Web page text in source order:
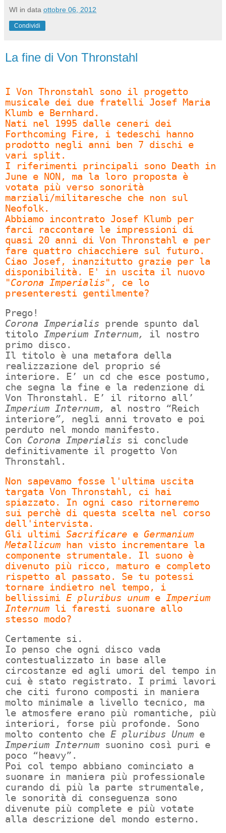
WI in data ottobre 06, 2012
Condividi
La fine di Von Thronstahl
I Von Thronstahl sono il progetto
musicale dei due fratelli Josef Maria
Klumb e Bernhard.
Nati nel 1995 dalle ceneri dei
Forthcoming Fire, i tedeschi hanno
prodotto negli anni ben 7 dischi e
vari split.
I riferimenti principali sono Death in
June e NON, ma la loro proposta è
votata più verso sonorità
marziali/militaresche che non sul
Neofolk.
Abbiamo incontrato Josef Klumb per
farci raccontare le impressioni di
quasi 20 anni di Von Thronstahl e per
fare quattro chiacchiere sul futuro.
Ciao Josef, inanzitutto grazie per la
disponibilità. E' in uscita il nuovo
"Corona Imperialis" , ce lo
presenteresti gentilmente?
Prego!
Corona Imperialis prende spunto dal
titolo Imperium Internum,
il nostro
primo disco.
Il titolo è una metafora della
realizzazione del proprio sé
interiore. E’ un cd che esce postumo,
che segna la fine e la redenzione di
Von Thronstahl. E’ il ritorno all’
Imperium Internum, al
nostro “Reich
interiore”,
negli anni trovato e poi
perduto nel mondo manifesto.
Con Corona Imperialis si conclude
definitivamente il progetto Von
Thronstahl.
Non sapevamo fosse l'ultima uscita
targata Von Thronstahl, ci hai
spiazzato. In ogni caso ritorneremo
sui perchè di questa scelta nel corso
dell'intervista.
Gli ultimi Sacrificare e Germanium
Metallicum
han visto incrementare la
componente strumentale. Il suono è
divenuto più ricco, maturo e completo
rispetto al passato. Se tu potessi
tornare indietro nel tempo, i
bellissimi E pluribus unum e Imperium
Internum li faresti suonare allo
stesso modo?
Certamente si.
Io penso che ogni disco vada
contestualizzato in base alle
circostanze ed agli umori del tempo in
cui è stato registrato. I primi lavori
che citi furono composti in maniera
molto minimale a livello tecnico, ma
le atmosfere erano più romantiche, più
interiori, forse più profonde. Sono
molto contento che E pluribus Unum e
Imperium Internum suonino così puri e
poco “heavy”.
Poi col tempo abbiano cominciato a
suonare in maniera più professionale
curando di più la parte strumentale,
le sonorità di conseguenza sono
divenute più complete e più votate
alla descrizione del mondo esterno.